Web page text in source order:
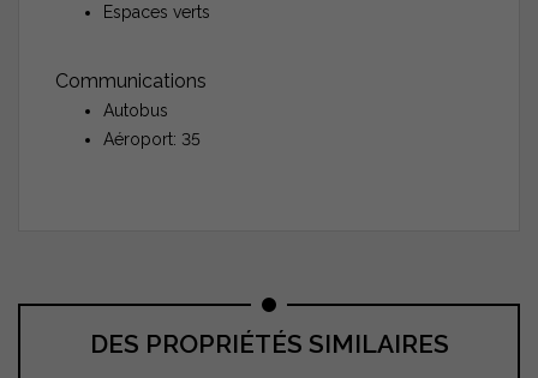
Espaces verts
Communications
Autobus
Aéroport: 35
DES PROPRIÉTÉS SIMILAIRES